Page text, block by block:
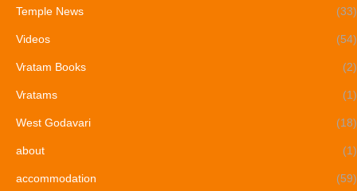
Temple News (33)
Videos (54)
Vratam Books (2)
Vratams (1)
West Godavari (18)
about (1)
accommodation (59)